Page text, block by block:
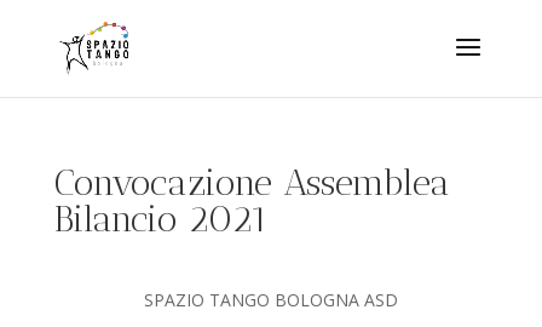
Convocazione Assemblea
Bilancio 2021
SPAZIO TANGO BOLOGNA ASD